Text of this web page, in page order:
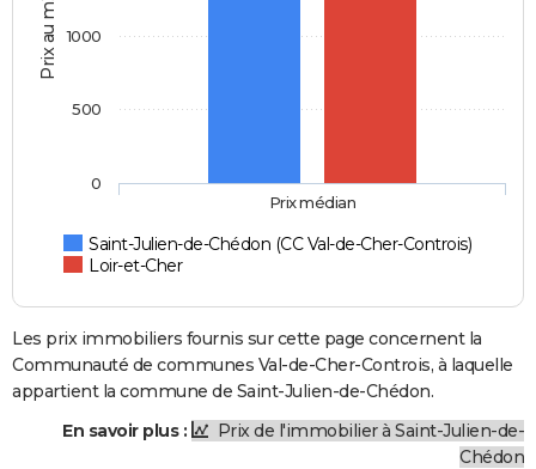
Prix au m2
Saint-Julien-de-Chédon (CC Val-de-Cher-Controis)
Loir-et-Cher
Prix médian
0
500
1000
Les prix immobiliers fournis sur cette page concernent la
Communauté de communes Val-de-Cher-Controis, à laquelle
appartient la commune de Saint-Julien-de-Chédon.
En savoir plus :
Prix de l'immobilier à Saint-Julien-de-
Chédon